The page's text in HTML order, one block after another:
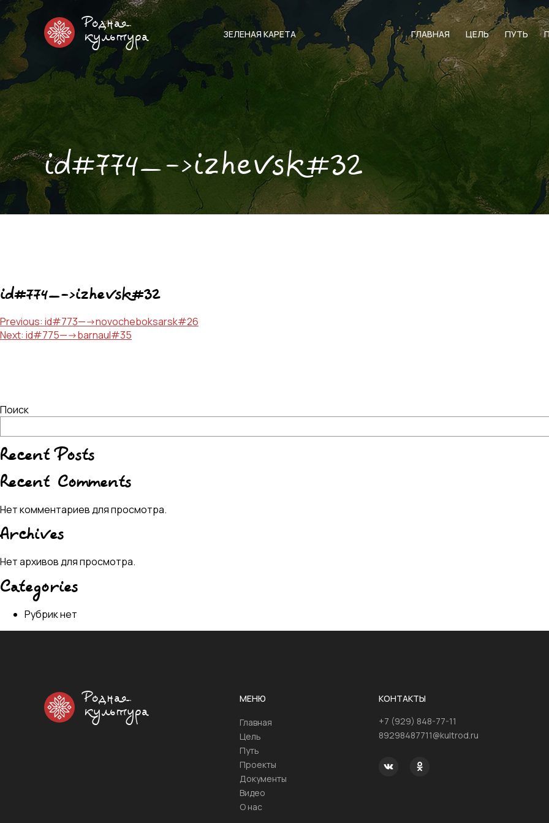
Родная
культура
ЗЕЛЕНАЯ КАРЕТА ГЛАВНАЯ ЦЕЛЬ ПУТЬ
id#774—->izhevsk#32
id#774—->izhevsk#32
Навигация
по
Previous: id#773—->novocheboksarsk#26
Next: id#775—->barnaul#35
Поиск
Recent Posts
Recent Comments
Нет комментариев для просмотра.
Archives
Нет архивов для просмотра.
Categories
Рубрик нет
Родная
культура
МЕНЮ
Главная
Цель
Путь
Проекты
Документы
Видео
О нас
КОНТАКТЫ
+7 (929) 848-77-11
89298487711@kultrod.ru